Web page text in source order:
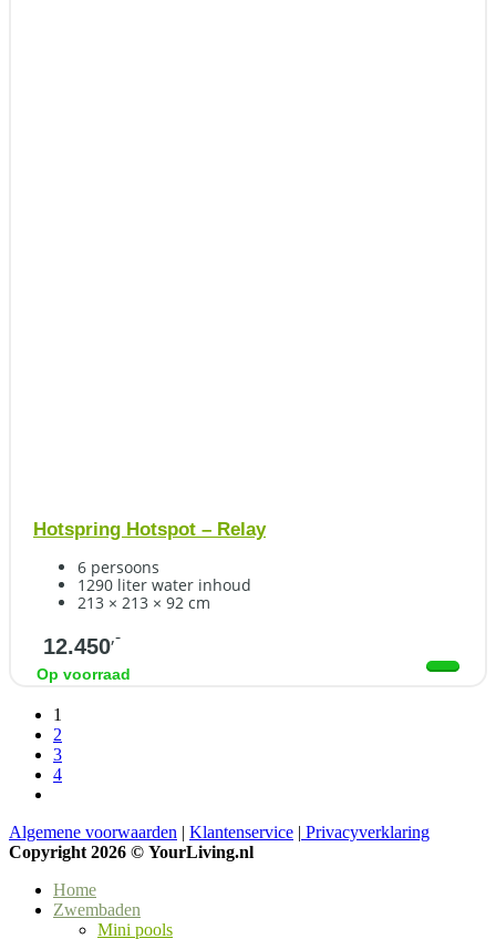
Hotspring Hotspot – Relay
6 persoons
1290 liter water inhoud
213 × 213 × 92 cm
12.450,-
Op voorraad
1
2
3
4
Algemene voorwaarden | Klantenservice | Privacyverklaring
Copyright 2026 © YourLiving.nl
Home
Zwembaden
Mini pools